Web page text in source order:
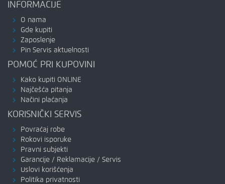
INFORMACIJE
O nama
Gde kupiti
Zaposlenje
Pin Servis aktuelnosti
POMOĆ PRI KUPOVINI
Kako kupiti ONLINE
Najčešća pitanja
Načini plaćanja
KORISNIČKI SERVIS
Povraćaj robe
Rokovi isporuke
Pravni subjekti
Garancije / Reklamacije / Servis
Uslovi korišćenja
Politika privatnosti